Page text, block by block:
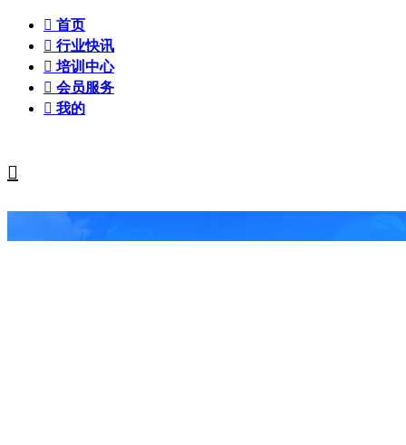
 首页
 行业快讯
 培训中心
 会员服务
 我的
